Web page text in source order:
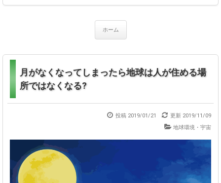
ホーム
月がなくなってしまったら地球は人が住める場
所ではなくなる?
投稿 2019/01/21 更新 2019/11/09
地球環境・宇宙